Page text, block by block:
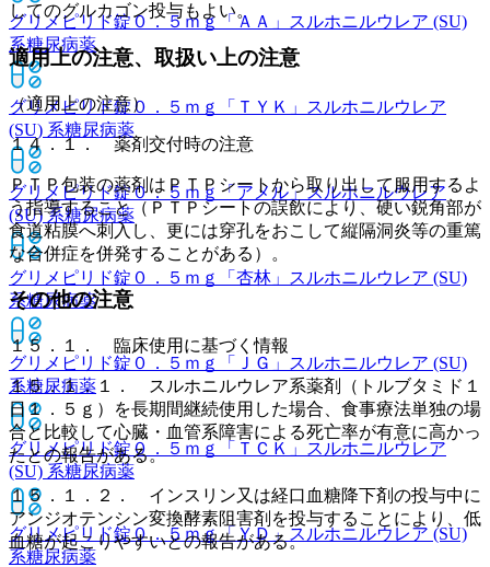
グリメピリド錠０．５ｍｇ「ＡＡ」
スルホニルウレア (SU)
系糖尿病薬
グリメピリド錠０．５ｍｇ「ＴＹＫ」
スルホニルウレア
(SU) 系糖尿病薬
グリメピリド錠０．５ｍｇ「アメル」スルホニルウレア
(SU) 系糖尿病薬
グリメピリド錠０．５ｍｇ「杏林」
スルホニルウレア (SU)
系糖尿病薬
グリメピリド錠０．５ｍｇ「ＪＧ」
スルホニルウレア (SU)
系糖尿病薬
グリメピリド錠０．５ｍｇ「ＴＣＫ」
スルホニルウレア
(SU) 系糖尿病薬
グリメピリド錠０．５ｍｇ「ＹＤ」 スルホニルウレア (SU)
系糖尿病薬
してのグルカゴン投与もよい。
適用上の注意、取扱い上の注意
（適用上の注意）
１４．１． 薬剤交付時の注意
ＰＴＰ包装の薬剤はＰＴＰシートから取り出して服用するよ
う指導すること（ＰＴＰシートの誤飲により、硬い鋭角部が
食道粘膜へ刺入し、更には穿孔をおこして縦隔洞炎等の重篤
な合併症を併発することがある）。
その他の注意
１５．１． 臨床使用に基づく情報
１５．１．１． スルホニルウレア系薬剤（トルブタミド１
日１．５ｇ）を長期間継続使用した場合、食事療法単独の場
合と比較して心臓・血管系障害による死亡率が有意に高かっ
たとの報告がある。
１５．１．２． インスリン又は経口血糖降下剤の投与中に
アンジオテンシン変換酵素阻害剤を投与することにより、低
血糖が起こりやすいとの報告がある。